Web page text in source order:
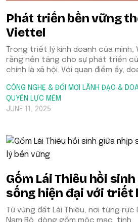
Phát triển bền vững
Viettel
Trong triết lý kinh doanh của
rằng nền tảng cho sự phát triển
chính là xã hội. Với quan điểm ấy,
CÔNG NGHỆ & ĐỔI MỚI
LÃNH ĐẠO &
QUYỀN LỰC MỀM
JUNE 11, 2025
Gốm Lái Thiêu hồi
sống hiện đại với triết
Từ vùng đất Lái Thiêu, nơi từng